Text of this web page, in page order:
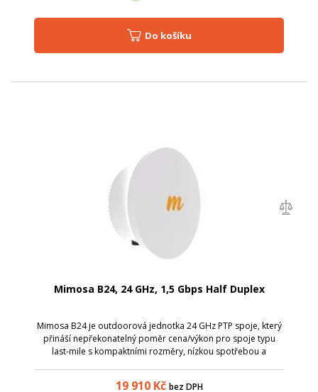
Do košíku
Mimosa B24, 24 GHz, 1,5 Gbps Half Duplex
Mimosa B24 je outdoorová jednotka 24 GHz PTP spoje, který
přináší nepřekonatelný poměr cena/výkon pro spoje typu
last-mile s kompaktními rozměry, nízkou spotřebou a
19 910Kč bez DPH